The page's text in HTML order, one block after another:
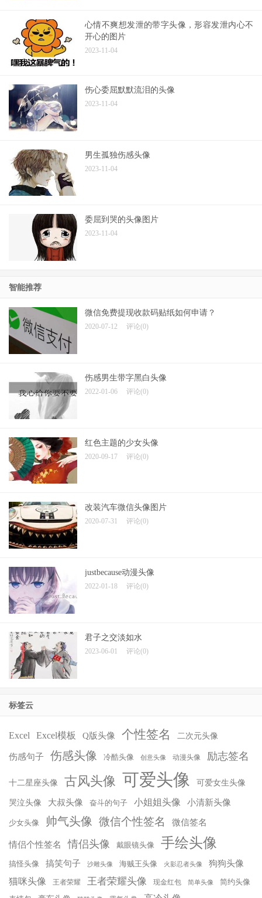
心情不爽想发泄的带字头像，形容发泄内心不
开心的图片
2023-11-04
伤心委屈默默流泪的头像
2023-11-04
男生孤独伤感头像
2023-11-04
委屈到哭的头像图片
2023-11-04
智能推荐
微信免费提现收款码贴纸如何申请？
2020-07-12 评论(0)
伤感男生带字黑白头像
2022-01-06 评论(0)
红色主题的少女头像
2020-09-17 评论(0)
改装汽车微信头像图片
2020-07-31 评论(0)
justbecause动漫头像
2022-01-18 评论(0)
君子之交淡如水
2023-06-01 评论(0)
标签云
Excel Excel模板 Q版头像 个性签名 二次元头像
伤感句子 伤感头像 冷酷头像 创意头像 动漫头像 励志签名
十二星座头像 古风头像 可爱头像 可爱女生头像
哭泣头像 大叔头像 奋斗的句子 小姐姐头像 小清新头像
少女头像 帅气头像 微信个性签名 微信签名
情侣个性签名 情侣头像 戴眼镜头像 手绘头像
搞怪头像 搞笑句子 沙雕头像 海贼王头像 火影忍者头像 狗狗头像
猫咪头像 王者荣耀 王者荣耀头像 现金红包 简单头像 简约头像